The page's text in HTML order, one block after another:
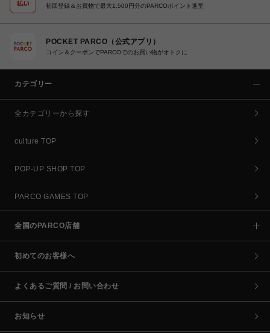
初回登録＆お買物で最大1,500円分のPARCOポイント進呈
POCKET PARCO（公式アプリ）
コイン＆クーポンでPARCOでのお買い物がオトクに
カテゴリー
全カテゴリーから探す
culture TOP
POP-UP SHOP TOP
PARCO GAMES TOP
全国のPARCO店舗
初めてのお客様へ
よくあるご質問 / お問い合わせ
お知らせ